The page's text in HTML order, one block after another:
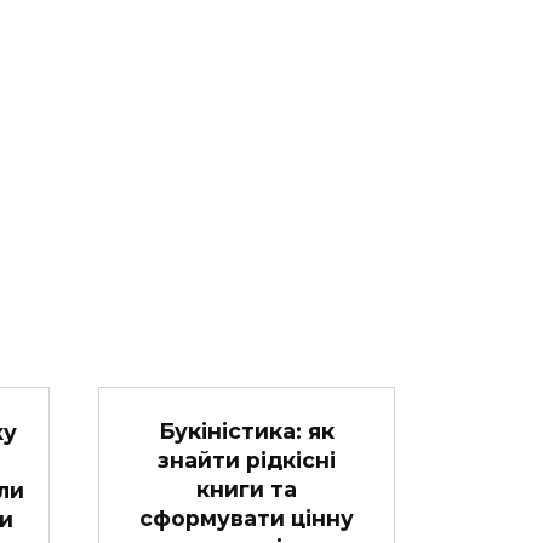
Букіністика: як
знайти рідкісні
книги та
сформувати цінну